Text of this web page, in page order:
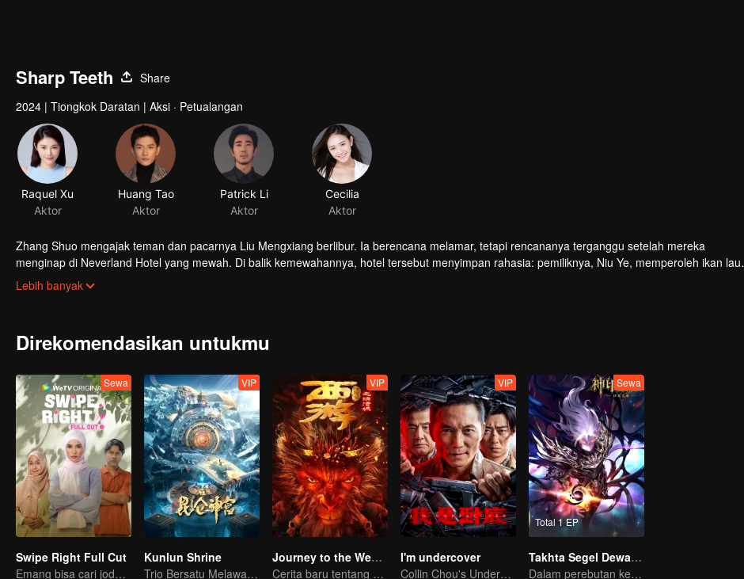
Sharp Teeth
Share
2024 | Tiongkok Daratan | Aksi · Petualangan
Raquel Xu
Aktor
Huang Tao
Aktor
Patrick Li
Aktor
Cecilia
Aktor
Zhang Shuo mengajak teman dan pacarnya Liu Mengxiang berlibur. Ia berencana melamar, tetapi rencananya terganggu setelah mereka
menginap di Neverland Hotel yang mewah. Di balik kemewahannya, hotel tersebut menyimpan rahasia: pemiliknya, Niu Ye, memperoleh ikan laut
dalam secara ilegal yang menimbulkan bencana.
Lebih banyak
Direkomendasikan untukmu
Sewa
Swipe Right Full Cut
Emang bisa cari jodoh lewat aplikasi?
VIP
Kunlun Shrine
Trio Bersatu Melawan Misteri Kunlun
VIP
Journey to the West: The Helltown of Heaven
Cerita baru tentang perjalanan ke barat akan segera tayang!
VIP
I'm undercover
Collin Chou's Undercover War
Total 1 EP
Sewa
Takhta Segel Dewa The Movie : Dewa Tanpa Mahkota
Dalam perebutan kekuasaan ini siapa kah yang akan menang?